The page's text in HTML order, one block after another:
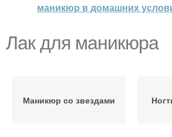
маникюр в домашних
Лак для маникюра
Маникюр со звездами